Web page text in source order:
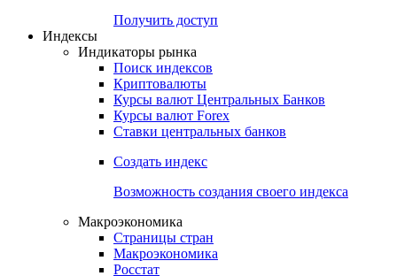
Попробуйте7-дневный
Откройте глобальную базу данных
Получить доступ
Индикаторы рынка
Поиск индексов
Курсы валют Центральных Банков
Ставки центральных банков
Создать индекс
Возможность создания своего индекса